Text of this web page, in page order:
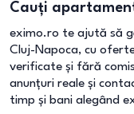
Cauți
eximo.ro te ajută să
Cluj-Napoca, cu
verificate și fără
anunțuri reale și
timp și bani alegând